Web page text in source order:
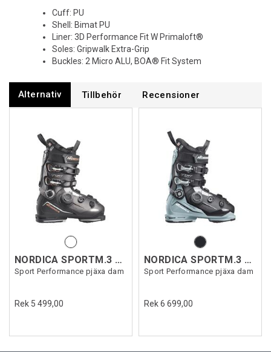
Cuff: PU
Shell: Bimat PU
Liner: 3D Performance Fit W Primaloft®
Soles: Gripwalk Extra-Grip
Buckles: 2 Micro ALU, BOA® Fit System
Alternativ Tillbehör Recensioner
NORDICA SPORTM.3 BOA 85 W GW
Sport Performance pjäxa dam
Rek 5 499,00
NORDICA SPORTM.3 BOA 105 W GW
Sport Performance pjäxa dam
Rek 6 699,00